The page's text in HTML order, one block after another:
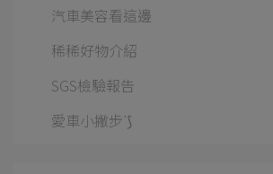
汽車美容看這邊
稀稀好物介紹
SGS檢驗報告
愛車小撇步ᐝ⟆